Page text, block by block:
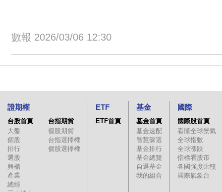
數報 2026/03/06 12:30
證期權
台股首頁
大盤
個股
排行
選股
興櫃
產業
總經
台指期貨
個股期貨
台指選擇權
個股選擇權
ETF
ETF首頁
基金
基金首頁
基金速配
智慧篩選
基金排行
基金總覽
自選基金
我的組合
國際
國際股首頁
看懂全球景氣
全球指數
全球漲跌
指標看股市
各國強度比較
國際氣象台